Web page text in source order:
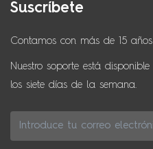
Suscríbete
Contamos con más de 15
Nuestro soporte está
los siete días de la semana.